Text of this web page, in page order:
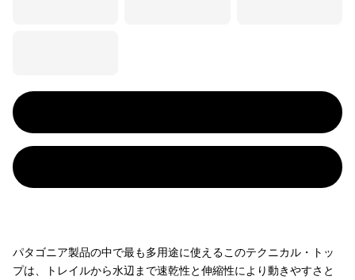
パタゴニア製品の中で最も多用途に使えるこのテクニカル・トッ
プは、トレイルから水辺まで速乾性と伸縮性により動きやすさと